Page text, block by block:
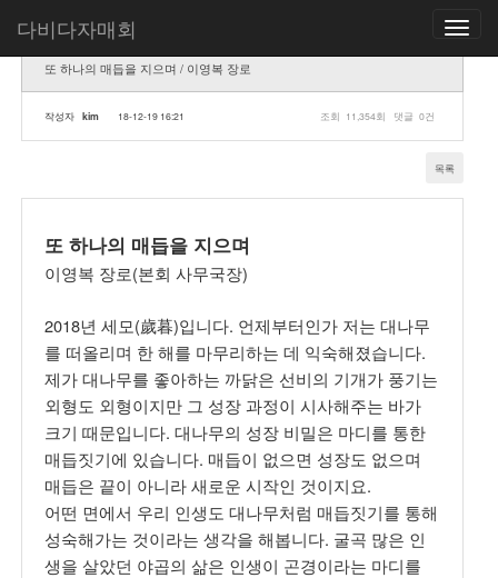
Toggle
다비다자매회
또 하나의 매듭을 지으며 / 이영복 장로
작성자 kim 18-12-19 16:21 조회 11,354회 댓글 0건
목록
또 하나의 매듭을 지으며
이영복 장로(본회 사무국장)
2018년 세모(歲暮)입니다. 언제부터인가 저는 대나무
를 떠올리며 한 해를 마무리하는 데 익숙해졌습니다.
제가 대나무를 좋아하는 까닭은 선비의 기개가 풍기는
외형도 외형이지만 그 성장 과정이 시사해주는 바가
크기 때문입니다. 대나무의 성장 비밀은 마디를 통한
매듭짓기에 있습니다. 매듭이 없으면 성장도 없으며
매듭은 끝이 아니라 새로운 시작인 것이지요.
어떤 면에서 우리 인생도 대나무처럼 매듭짓기를 통해
성숙해가는 것이라는 생각을 해봅니다. 굴곡 많은 인
생을 살았던 야곱의 삶은 인생이 곤경이라는 마디를